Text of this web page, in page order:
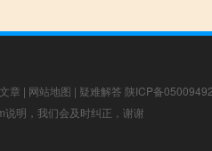
章 | 网站地图 | 疑难解答 陕ICP备
明，我们会及时纠正，谢谢